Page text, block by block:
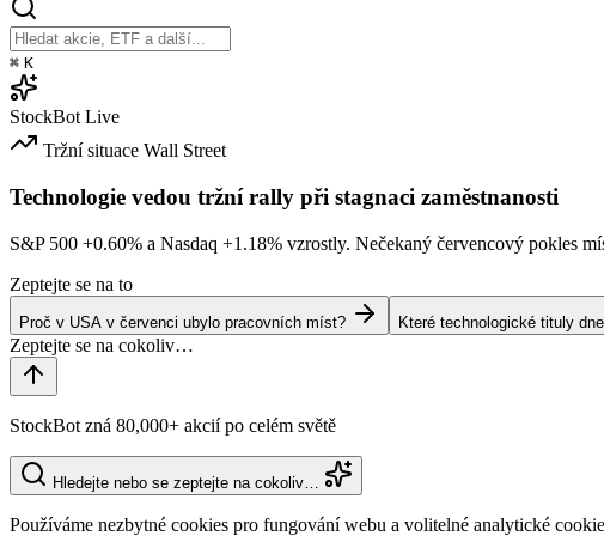
⌘ K
StockBot Live
Tržní situace Wall Street
Technologie vedou tržní rally při stagnaci zaměstnanosti
S&P 500 +0.60% a Nasdaq +1.18% vzrostly. Nečekaný červencový pokles
Zeptejte se na to
Proč v USA v červenci ubylo pracovních míst? Které technologické tituly
StockBot zná 80,000+ akcií po celém světě
Hledejte nebo se zeptejte na cokoliv…
Používáme nezbytné cookies pro fungování webu a volitelné analytické